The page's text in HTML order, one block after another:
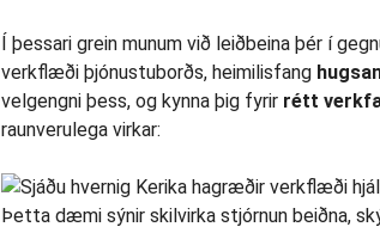
Í þessari grein munum við leiðbeina þér í
verkflæði þjónustuborðs, heimilisfang
velgengni þess, og kynna þig fyrir rétt
raunverulega virkar: